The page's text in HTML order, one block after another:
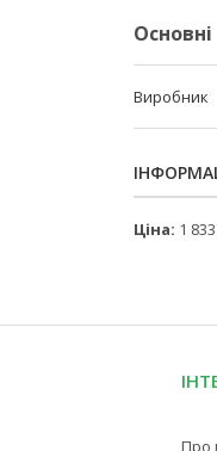
Основні
Виробник
Ціна: 1
Про